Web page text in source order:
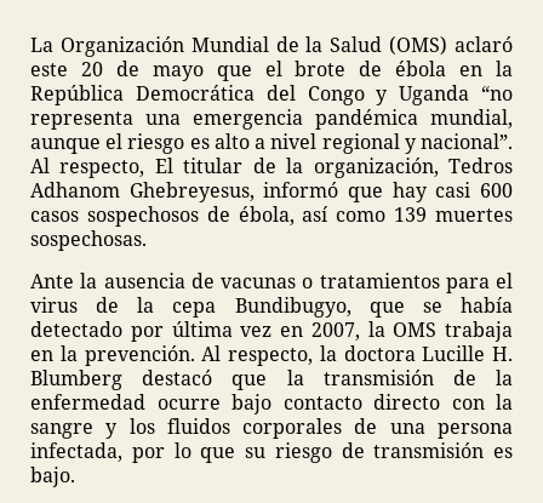
La Organización Mundial de la Salud (OMS) aclaró
este 20 de mayo que el brote de ébola en la
República Democrática del Congo y Uganda “no
representa una emergencia pandémica mundial,
aunque el riesgo es alto a nivel regional y nacional”.
Al respecto, El titular de la organización, Tedros
Adhanom Ghebreyesus, informó que hay casi 600
casos sospechosos de ébola, así como 139 muertes
sospechosas.
Ante la ausencia de vacunas o tratamientos para el
virus de la cepa Bundibugyo, que se había
detectado por última vez en 2007, la OMS trabaja
en la prevención. Al respecto, la doctora Lucille H.
Blumberg destacó que la transmisión de la
enfermedad ocurre bajo contacto directo con la
sangre y los fluidos corporales de una persona
infectada, por lo que su riesgo de transmisión es
bajo.